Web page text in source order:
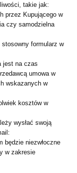
takie jak:
przez Kupującego w
czy samodzielna
stosowny formularz w
jest na czas
umowa w
wskazanych w
kosztów w
wysłać swoją
będzie niezwłoczne
w zakresie